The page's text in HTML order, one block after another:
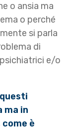
o ansia ma
o perché
si parla
di
e/o
ma in
è